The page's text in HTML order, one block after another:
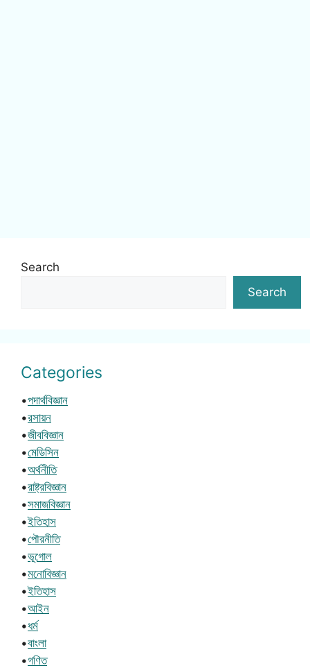
Search
Search
Categories
•পদার্থবিজ্ঞান
•রসায়ন
•জীববিজ্ঞান
•মেডিসিন
•অর্থনীতি
•রাষ্ট্রবিজ্ঞান
•সমাজবিজ্ঞান
•ইতিহাস
•পৌরনীতি
•ভূগোল
•মনোবিজ্ঞান
•ইতিহাস
•আইন
•ধর্ম
•বাংলা
•গণিত